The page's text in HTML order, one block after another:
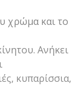
χρώμα και το
Ανήκει
κυπαρίσσια,